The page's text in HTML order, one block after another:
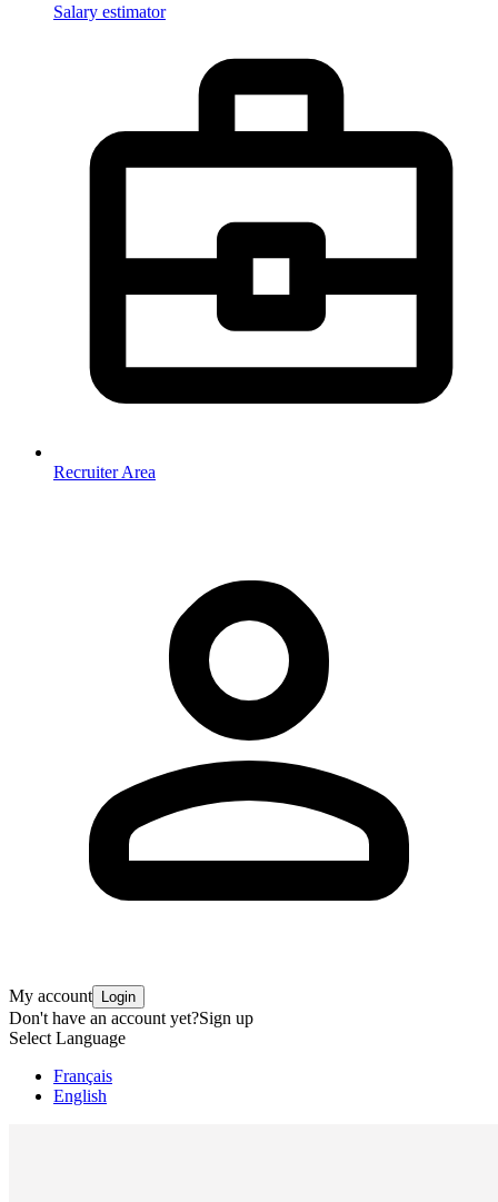
Salary estimator
Recruiter Area
My account Login
Don't have an account yet?Sign up
Select Language
Français
English